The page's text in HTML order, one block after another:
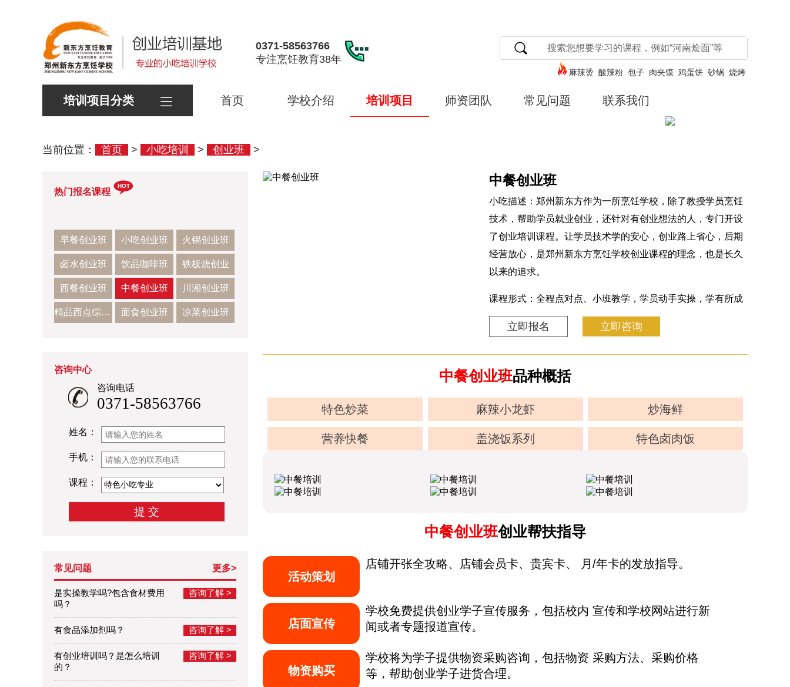
0371-58563766
专注烹饪教育38年
麻辣烫 酸辣粉 包子 肉夹馍 鸡蛋饼 砂锅 烧烤
培训项目分类 首页 学校介绍 培训项目 师资团队 常见问题 联系我们
当前位置： 首页 > 小吃培训 > 创业班 >
热门报名课程
HOT
早餐创业班 小吃创业班 火锅创业班
卤水创业班 饮品咖啡班 铁板烧创业
西餐创业班 中餐创业班 川湘创业班
精品西点综合班 面食创业班 凉菜创业班
咨询中心
咨询电话
0371-58563766
姓名：
手机：
课程：
常见问题 更多>
是实操教学吗?包含食材费用
吗？
咨询了解 >
有食品添加剂吗？ 咨询了解 >
有创业培训吗？是怎么培训
的？
咨询了解 >
中餐创业班
小吃描述：郑州新东方作为一所烹饪学校，除了教授学员烹饪
技术，帮助学员就业创业，还针对有创业想法的人，专门开设
了创业培训课程。让学员技术学的安心，创业路上省心，后期
经营放心，是郑州新东方烹饪学校创业课程的理念，也是长久
以来的追求。
课程形式：全程点对点、小班教学，学员动手实操，学有所成
立即报名 立即咨询
中餐创业班品种概括
特色炒菜 麻辣小龙虾 炒海鲜
营养快餐 盖浇饭系列 特色卤肉饭
中餐创业班创业帮扶指导
活动策划
店铺开张全攻略、店铺会员卡、贵宾卡、 月/年卡的发放指导。
店面宣传
学校免费提供创业学子宣传服务，包括校内 宣传和学校网站进行新
闻或者专题报道宣传。
物资购买
学校将为学子提供物资采购咨询，包括物资 采购方法、采购价格
等，帮助创业学子进货合理。